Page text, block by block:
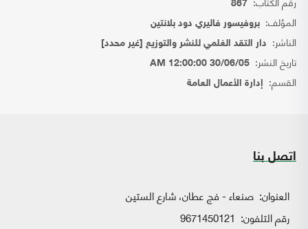
867
المؤلف: بروفيسور فاليري دود بلانتين
الناشر: دار التقد الغلمي للنشر والتوزيع [غير محدد]
تاريخ النشر: 30/06/05 12:00:00 AM
القسم: إدارة الأعمال العامة
اتصل بنا
العنوان: صنعاء - فج عطان، شارع الستين
رقم التلفون: 9671450121